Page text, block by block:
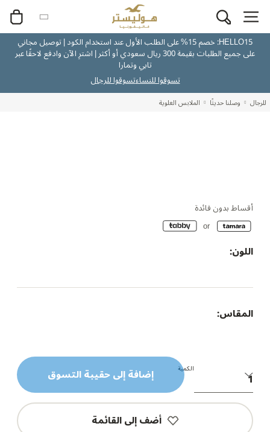
HELLO15: خصم 15% على الطلب الأول عند استخدام الكود | توصيل مجاني
على جميع الطلبات بقيمة 300 ريال سعودي أو أكثر | اشترِ الآن وادفع لاحقًا عبر
تابي وتمارا
تسوقوا للنساءتسوقوا للرجال
للرجال وصلنا حديثًا الملابس العلوية
أقساط بدون فائدة
اللون:
المقاس:
الكمية إضافة إلى حقيبة التسوق
أضف إلى القائمة